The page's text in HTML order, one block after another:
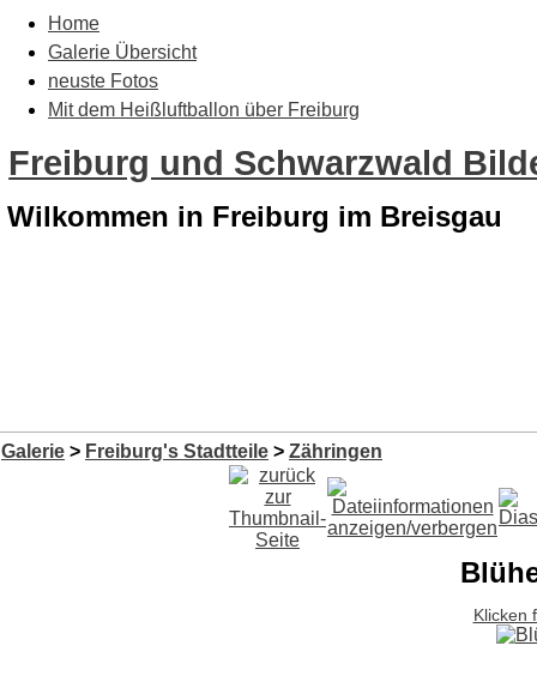
Home
Galerie Übersicht
neuste Fotos
Mit dem Heißluftballon über Freiburg
Freiburg und Schwarzwald
Wilkommen in Freiburg im Breisgau
Galerie > Freiburg's Stadtteile > Zähringen
Klicken